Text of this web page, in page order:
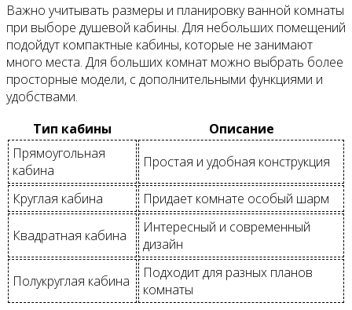
Важно учитывать размеры и планировку ванной комнаты
при выборе душевой кабины. Для небольших помещений
подойдут компактные кабины, которые не занимают
много места. Для больших комнат можно выбрать более
просторные модели, с дополнительными функциями и
удобствами.
Тип кабины
Описание
Прямоугольная
кабина
Простая и удобная конструкция
Круглая кабина Придает комнате особый шарм
Квадратная кабина
Интересный и современный
дизайн
Полукруглая кабина
Подходит для разных планов
комнаты